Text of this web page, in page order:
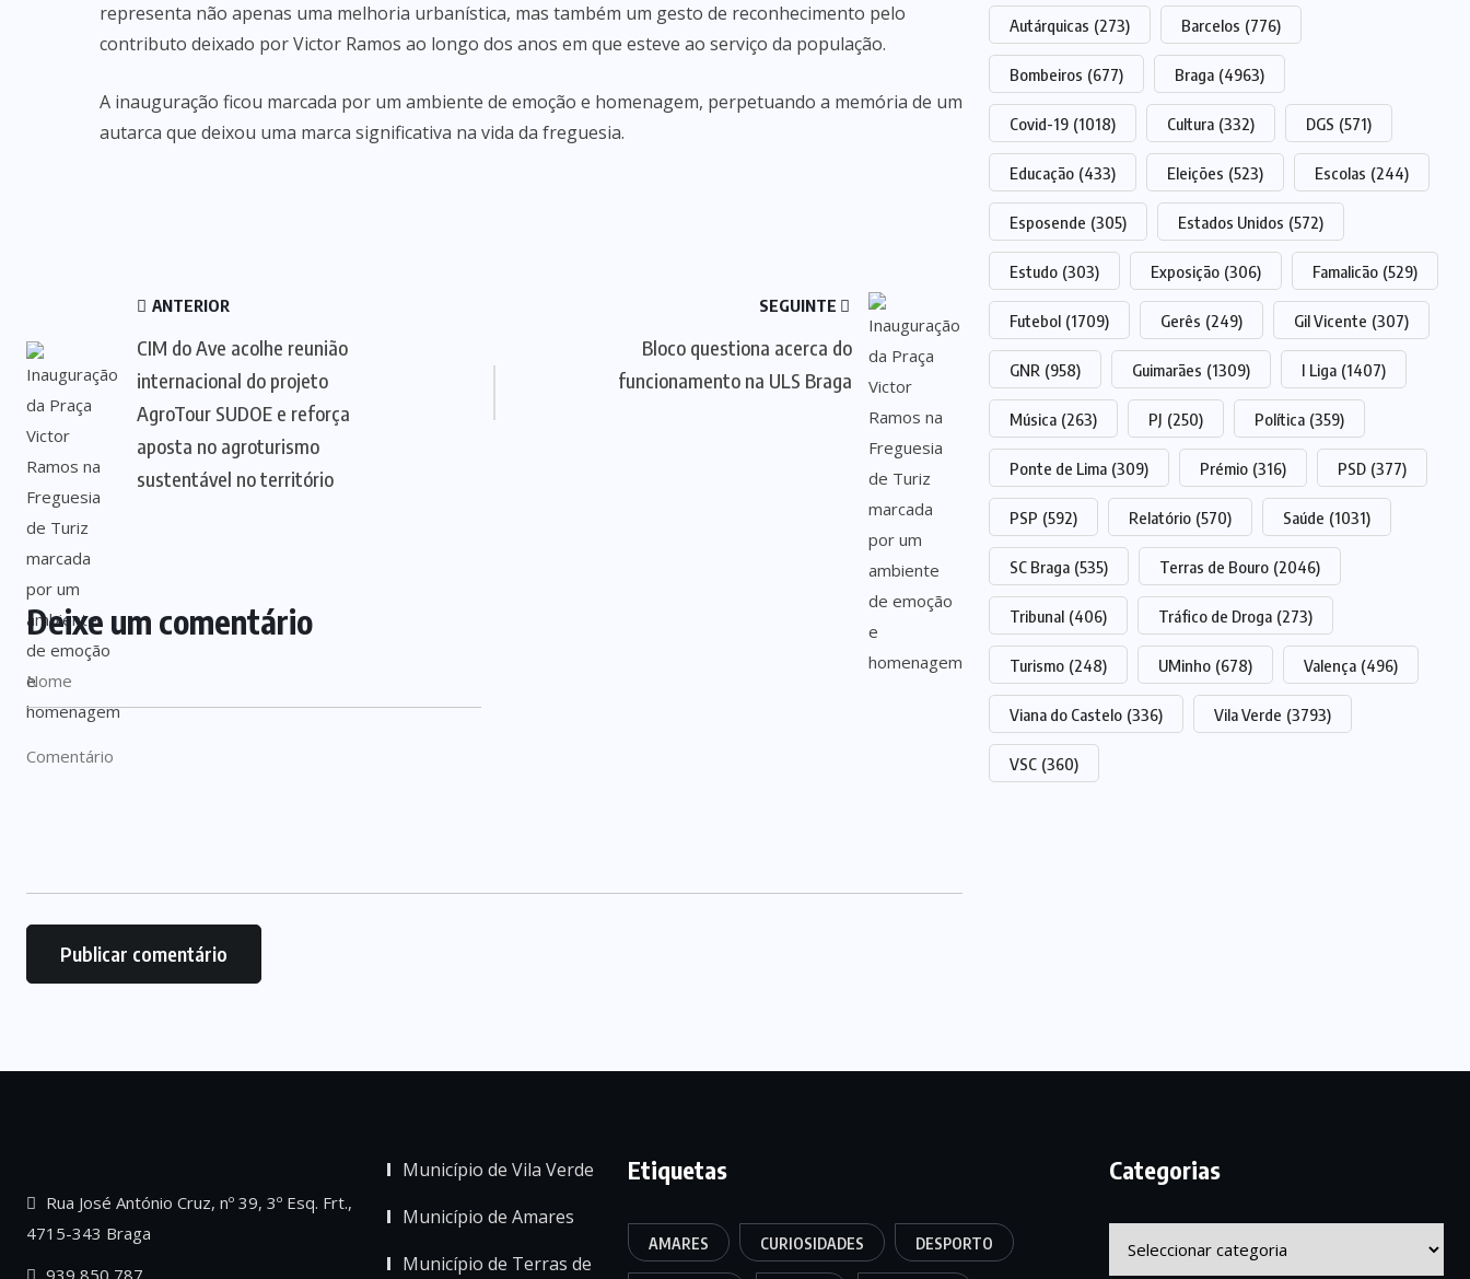
representa não apenas uma melhoria urbanística, mas também um gesto de reconhecimento pelo
contributo deixado por Victor Ramos ao longo dos anos em que esteve ao serviço da população.
A inauguração ficou marcada por um ambiente de emoção e homenagem, perpetuando a memória de um
autarca que deixou uma marca significativa na vida da freguesia.
ANTERIOR
CIM do Ave acolhe reunião
internacional do projeto
AgroTour SUDOE e reforça
aposta no agroturismo
sustentável no território
SEGUINTE
Bloco questiona acerca do
funcionamento na ULS Braga
Deixe um comentário
Autárquicas (273) Barcelos (776)
Bombeiros (677) Braga (4963)
Covid-19 (1018) Cultura (332) DGS (571)
Educação (433) Eleições (523) Escolas (244)
Esposende (305) Estados Unidos (572)
Estudo (303) Exposição (306) Famalicão (529)
Futebol (1709) Gerês (249) Gil Vicente (307)
GNR (958) Guimarães (1309) I Liga (1407)
Música (263) PJ (250) Política (359)
Ponte de Lima (309) Prémio (316) PSD (377)
PSP (592) Relatório (570) Saúde (1031)
SC Braga (535) Terras de Bouro (2046)
Tribunal (406) Tráfico de Droga (273)
Turismo (248) UMinho (678) Valença (496)
Viana do Castelo (336) Vila Verde (3793)
VSC (360)
Rua José António Cruz, nº 39, 3º Esq. Frt.,
4715-343 Braga
939 850 787
Município de Vila Verde
Município de Amares
Município de Terras de
Etiquetas
AMARES CURIOSIDADES DESPORTO
Categorias